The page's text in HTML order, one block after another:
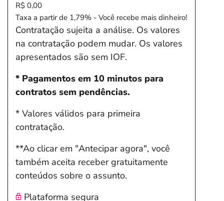
R$ 0,00
Taxa a partir de 1,79% - Você recebe mais dinheiro!
Contratação sujeita a análise. Os valores
na contratação podem mudar. Os valores
apresentados são sem IOF.
* Pagamentos em 10 minutos para
contratos sem pendências.
* Valores válidos para primeira
contratação.
**Ao clicar em "Antecipar agora", você
também aceita receber gratuitamente
conteúdos sobre o assunto.
Plataforma segura